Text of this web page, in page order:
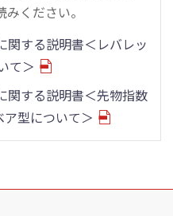
ください。
関する説明書＜レバレッ
て＞
関する説明書＜先物指数
型について＞